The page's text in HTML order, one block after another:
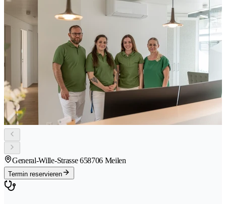
General-Wille-Strasse 658706 Meilen
Termin reservieren